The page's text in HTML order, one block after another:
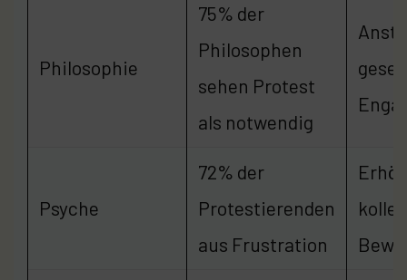
Philosophie
75% der
Philosophen
sehen Protest
als notwendig
Psyche
72% der
Protestierenden
aus Frustration